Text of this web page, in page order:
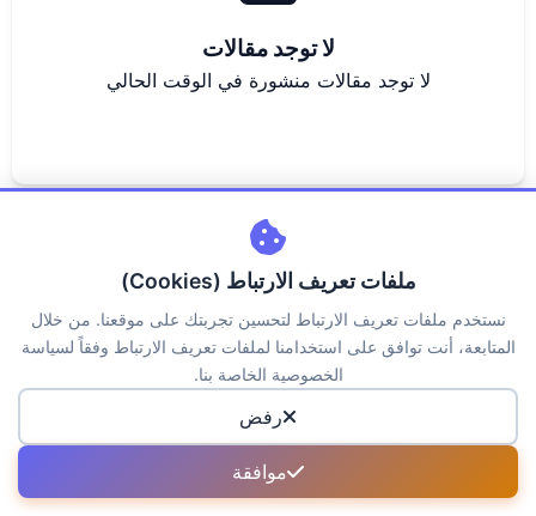
لا توجد مقالات
لا توجد مقالات منشورة في الوقت الحالي
اتصل بنا من نحن سياسة الخصوصية
الكوكيز
حقوق الملكية
الاسئلة الشائعة
جميع الحقوق محفوظة لمنصة جــواب © 2026
ملفات تعريف الارتباط (Cookies)
نستخدم ملفات تعريف الارتباط لتحسين تجربتك على موقعنا. من خلال
المتابعة، أنت توافق على استخدامنا لملفات تعريف الارتباط وفقاً لسياسة
الخصوصية الخاصة بنا.
رفض
موافقة